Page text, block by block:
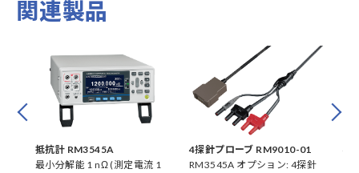
関連製品
抵抗計 RM3545A
最小分解能 1 nΩ (測定電流 1
4探針プローブ RM9010-01
RM3545A オプション: 4探針
Next
Prev